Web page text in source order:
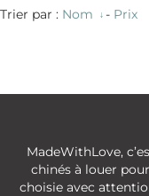
Trier par : Nom - Prix
MadeWithLove,
chinés à louer
choisie avec